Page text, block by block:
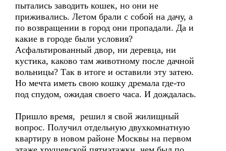
пытались заводить кошек, но они не
приживались. Летом брали с собой на дачу, а
по возвращении в город они пропадали. Да и
какие в городе были условия?
Асфальтированный двор, ни деревца, ни
кустика, каково там животному после дачной
вольницы? Так в итоге и оставили эту затею.
Но мечта иметь свою кошку дремала где-то
под спудом, ожидая своего часа. И дождалась.
Пришло время, решил я свой жилищный
вопрос. Получил отдельную двухкомнатную
квартиру в новом районе Москвы на первом